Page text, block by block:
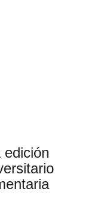
edición